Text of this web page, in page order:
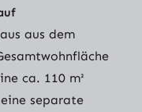
aus dem
ca. 110 m²
separate